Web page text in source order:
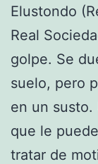
Elustondo
Real
golpe. Se
suelo, pero
en un
que le
tratar de